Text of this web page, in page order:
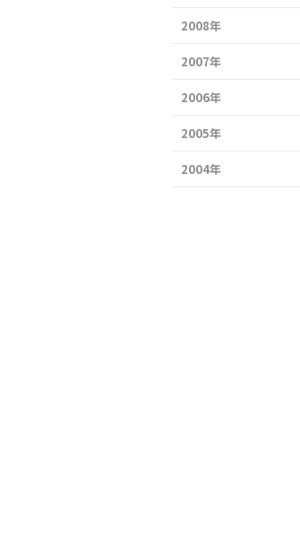
2008年
2007年
2006年
2005年
2004年